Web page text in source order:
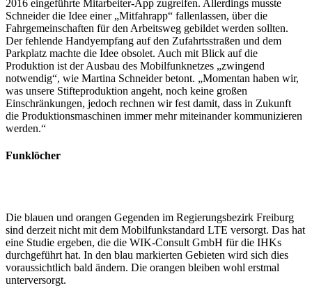
2016 eingeführte Mitarbeiter-App zugreifen. Allerdings musste
Schneider die Idee einer „Mitfahrapp“ fallenlassen, über die
Fahrgemeinschaften für den Arbeitsweg gebildet werden sollten.
Der fehlende Handyempfang auf den Zufahrtsstraßen und dem
Parkplatz machte die Idee obsolet. Auch mit Blick auf die
Produktion ist der Ausbau des Mobilfunknetzes „zwingend
notwendig“, wie Martina Schneider betont. „Momentan haben wir,
was unsere Stifteproduktion angeht, noch keine großen
Einschränkungen, jedoch rechnen wir fest damit, dass in Zukunft
die Produktionsmaschinen immer mehr miteinander kommunizieren
werden.“
Funklöcher
Die blauen und orangen Gegenden im Regierungsbezirk Freiburg
sind derzeit nicht mit dem Mobilfunkstandard LTE versorgt. Das hat
eine Studie ergeben, die die WIK-Consult GmbH für die IHKs
durchgeführt hat. In den blau markierten Gebieten wird sich dies
voraussichtlich bald ändern. Die orangen bleiben wohl erstmal
unterversorgt.